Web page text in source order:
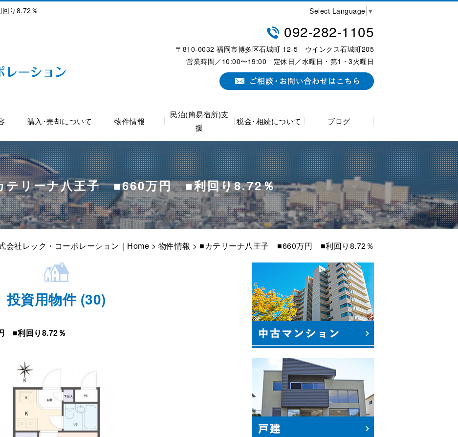
り8.72％ Select Language ▼
092-282-1105
〒810-0032 福岡市博多区石城町 12-5 ウインクス石城町205
営業時間／10:00〜19:00 定休日／水曜日・第1・3火曜日
購入･売却について 物件情報
民泊(簡易宿所)支
援
税金･相続について ブログ
テリーナ八王子 ■660万円 ■利回り8.72％
会社レック・コーポレーション｜Home > 物件情報 > ■カテリーナ八王子 ■660万円 ■利回り8.72％
投資用物件 (30)
■利回り8.72％